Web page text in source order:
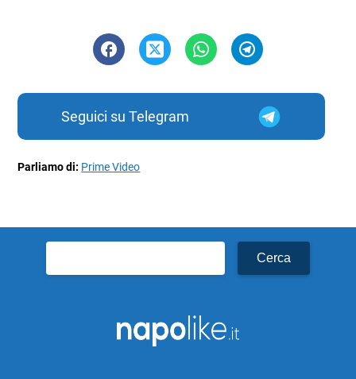
Seguici su Telegram
Parliamo di: Prime Video
per: